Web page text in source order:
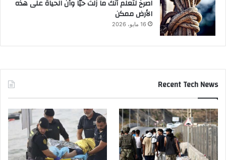
‫اصرخ لتعلم أنك ما زلتَ حيّاً وأن الحياة على هذه
الأرض ممكن
16 مايو، 2026
Recent Tech News